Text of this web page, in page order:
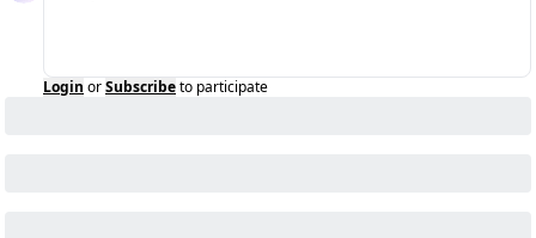
Login orSubscribeto participate